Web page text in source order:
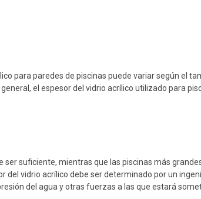
para paredes de piscinas puede variar según el
el espesor del vidrio acrílico utilizado para
suficiente, mientras que las piscinas más
del vidrio acrílico debe ser determinado por un
del agua y otras fuerzas a las que estará